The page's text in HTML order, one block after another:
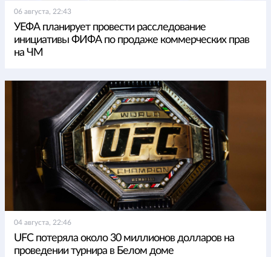
06 августа, 22:43
УЕФА планирует провести расследование
инициативы ФИФА по продаже коммерческих прав
на ЧМ
04 августа, 22:46
UFC потеряла около 30 миллионов долларов на
проведении турнира в Белом доме